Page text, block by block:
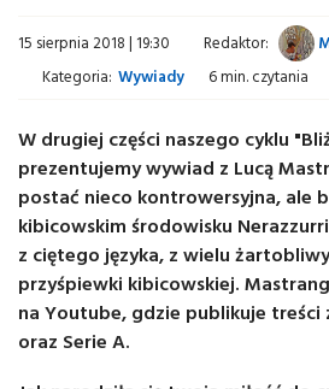
15 sierpnia 2018 | 19:30 Redaktor:
Kategoria: Wywiady 6 min. czytania
W drugiej części naszego cyklu
prezentujemy wywiad z Lucą
postać nieco kontrowersyjna, ale
kibicowskim środowisku
z ciętego języka, z wielu
przyśpiewki kibicowskiej.
na Youtube, gdzie publikuje treści
oraz Serie A.